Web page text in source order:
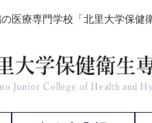
医療専門学校「北里大学保健